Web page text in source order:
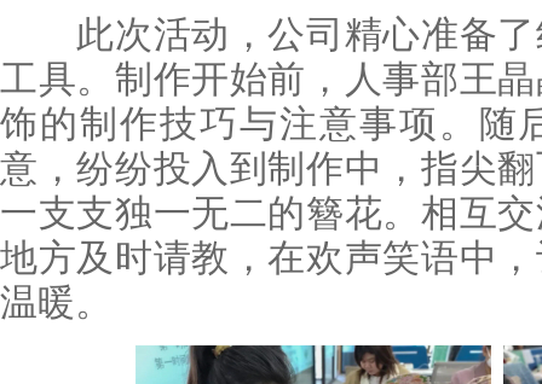
此次活动，公司精心准备了
工具。制作开始前，人事部王
饰的制作技巧与注意事项。随
意，纷纷投入到制作中，指尖
一支支独一无二的簪花。相互
地方及时请教，在欢声笑语中
温暖。